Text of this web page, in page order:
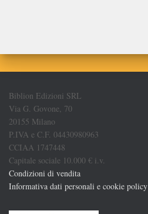
Biblion Edizioni SRL
Via G. Govone, 70
20155 Milano
P.IVA e C.F. 04430980963
CCIAA 1747448
Capitale sociale 10.000 € i.v.
Condizioni di vendita
Informativa dati personali e cookie policy